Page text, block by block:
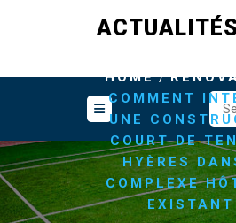
HOME/
COMMENT
UNE
COURT DE
HYÈRES
COMPLEXE
EXISTANT